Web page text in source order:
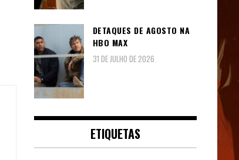
DETAQUES DE AGOSTO NA
HBO MAX
31 DE JULHO DE 2026
ETIQUETAS